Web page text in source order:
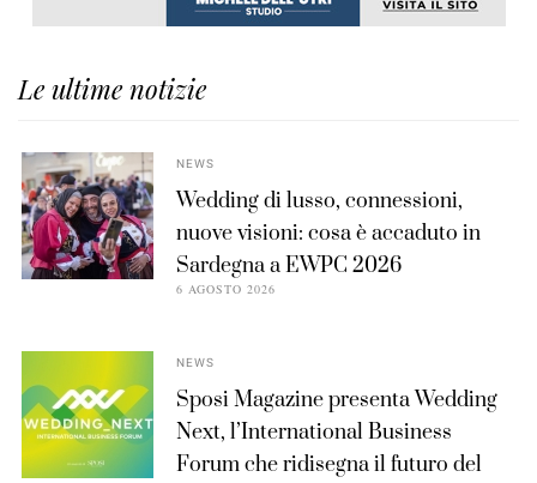
Le ultime notizie
NEWS
Wedding di lusso, connessioni,
nuove visioni: cosa è accaduto in
Sardegna a EWPC 2026
6 AGOSTO 2026
NEWS
Sposi Magazine presenta Wedding
Next, l’International Business
Forum che ridisegna il futuro del